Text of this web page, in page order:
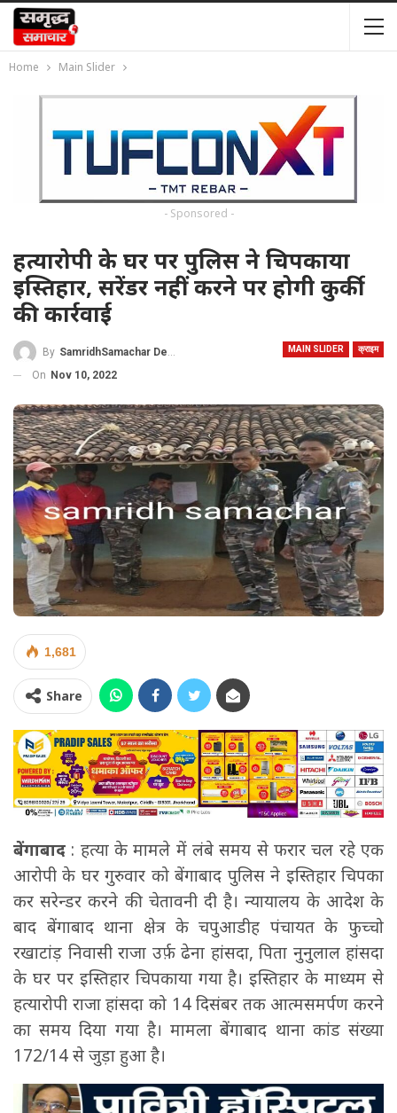
Home Main Slider
- Sponsored -
हत्यारोपी के घर पर पुलिस ने चिपकाया
इस्तिहार, सरेंडर नहीं करने पर होगी कुर्की
की कार्रवाई
MAIN SLIDER क्राइम
By SamridhSamachar Desk
On Nov 10, 2022
1,681
Share
बेंगाबाद : हत्या के मामले में लंबे समय से फरार चल रहे एक
आरोपी के घर गुरुवार को बेंगाबाद पुलिस ने इस्तिहार चिपका
कर सरेन्डर करने की चेतावनी दी है। न्यायालय के आदेश के
बाद बेंगाबाद थाना क्षेत्र के चपुआडीह पंचायत के फुच्चो
रखाटांड़ निवासी राजा उर्फ़ ढेना हांसदा, पिता नुनुलाल हांसदा
के घर पर इस्तिहार चिपकाया गया है। इस्तिहार के माध्यम से
हत्यारोपी राजा हांसदा को 14 दिसंबर तक आत्मसमर्पण करने
का समय दिया गया है। मामला बेंगाबाद थाना कांड संख्या
172/14 से जुड़ा हुआ है।